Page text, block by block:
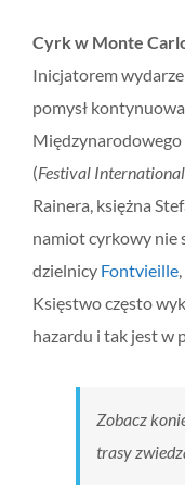
Cyrk w Monte
Inicjatorem
pomysł
(Festival
Rainera, księżna
namiot cyrkowy nie
dzielnicy Fontvieille
Księstwo często
hazardu i tak jest w
Zobacz
trasy